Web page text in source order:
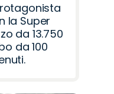
la Super
da 13.750
da 100